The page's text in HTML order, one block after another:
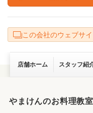
この会社のウェブサ
店舗ホーム スタッフ紹
やまけんのお料理教